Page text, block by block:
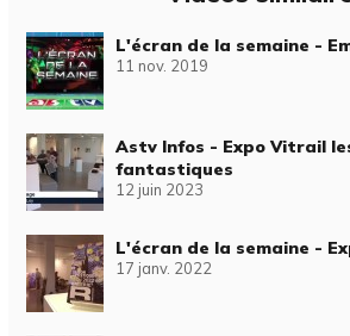
L'écran de la semaine -
11 nov. 2019
Astv Infos - Expo Vitrail
fantastiques
12 juin 2023
L'écran de la semaine -
17 janv. 2022